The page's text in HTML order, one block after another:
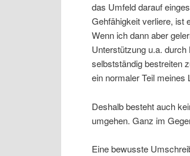
das Umfeld darauf
Gehfähigkeit verliere, ist
Wenn ich dann aber
Unterstützung u.a.
selbstständig bestreiten
ein normaler Teil meines
Deshalb besteht auch
umgehen. Ganz im
Eine bewusste